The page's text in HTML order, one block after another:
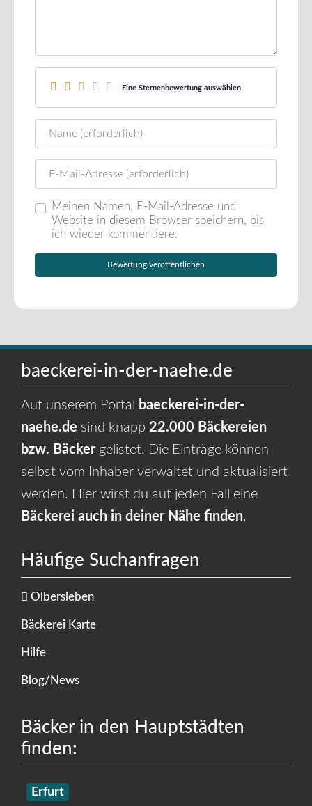
Eine Sternenbewertung auswählen
Name
E-Mail
Meinen Namen, E-Mail-Adresse und
Website in diesem Browser speichern, bis
ich wieder kommentiere.
baeckerei-in-der-naehe.de
Auf unserem Portal
baeckerei-in-der-
naehe.de sind knapp 22.000 Bäckereien
bzw. Bäckergelistet. Die Einträge können
selbst vom Inhaber verwaltet und aktualisiert
werden. Hier wirst du auf jeden Fall eine
Bäckerei auch in deiner Nähe finden.
Häufige Suchanfragen
Olbersleben
Bäckerei Karte
Hilfe
Blog/News
Bäcker in den Hauptstädten
finden:
Erfurt